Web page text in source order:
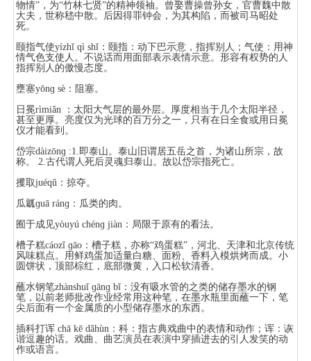
物情”，为“竹林七贤”的精神领袖。曾娶曹操曾孙女，官曹魏中散
大夫，世称嵇中散。后因得罪钟会，为其构陷，而被司马昭处
死。
颐指气使yízhǐ qì shǐ：颐指：动下巴示意，指挥别人；气使：用神
情气色支使人。不说话而用面部表示表情示意。形容有权势的人
指挥别人的傲慢态度。
壅塞yōnɡ sè：阻塞。
日冕rìmiǎn ：太阳大气层的最外层。厚度相当于几个太阳半径，
甚至更厚。亮度仅为光球的百万分之一，只有在日全食或用日冕
仪才能看到。
岱宗dàizōnɡ :1.即泰山。泰山旧谓居五岳之首，为诸山所宗，故
称。 2.古代谓人死后灵魂归泰山。故以岱宗指死亡。
攫取juéqǔ：掠夺。
瓜瓤ɡuā ránɡ：瓜类的肉。
囿于成见yòuyú chénɡ jiàn：局限于原有的看法。
槽子糕cáozǐ ɡāo：槽子糕，亦称“鸡蛋糕”，河北、天津和北京传统
风味糕点。用鲜鸡蛋加适量白糖、面粉、香料入模烘烤而成。小
圆饼状，顶部棕红，底部微黄，入口松软清香。
蘸水钢笔zhànshuǐ ɡānɡ bǐ：没有吸水管的之类的储存墨水的钢
笔，以前老师批改作业经常用这种笔，在墨水瓶里面蘸一下，笔
尖后面有一个金属质的小型储存墨水的东西。
插科打诨 chā kē dǎhùn：科：指古典戏曲中的表情和动作；诨：诙
谐逗趣的话。戏曲、曲艺演员在表演中穿插进去的引人发笑的动
作或语言。